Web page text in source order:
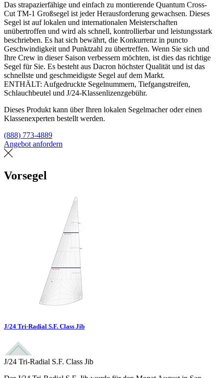
Das strapazierfähige und einfach zu montierende Quantum Cross-
Cut TM-1 Großsegel ist jeder Herausforderung gewachsen. Dieses
Segel ist auf lokalen und internationalen Meisterschaften
unübertroffen und wird als schnell, kontrollierbar und leistungsstark
beschrieben. Es hat sich bewährt, die Konkurrenz in puncto
Geschwindigkeit und Punktzahl zu übertreffen. Wenn Sie sich und
Ihre Crew in dieser Saison verbessern möchten, ist dies das richtige
Segel für Sie. Es besteht aus Dacron höchster Qualität und ist das
schnellste und geschmeidigste Segel auf dem Markt.
ENTHÄLT: Aufgedruckte Segelnummern, Tiefgangstreifen,
Schlauchbeutel und J/24-Klassenlizenzgebühr.
Dieses Produkt kann über Ihren lokalen Segelmacher oder einen
Klassenexperten bestellt werden.
(888) 773-4889
Angebot anfordern
Vorsegel
J/24 Tri-Radial S.F. Class Jib
J/24 Tri-Radial S.F. Class Jib